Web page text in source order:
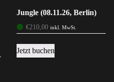
Jungle (08.11.26, Berlin)
🟢 €210,00 inkl. MwSt.
Jetzt buchen